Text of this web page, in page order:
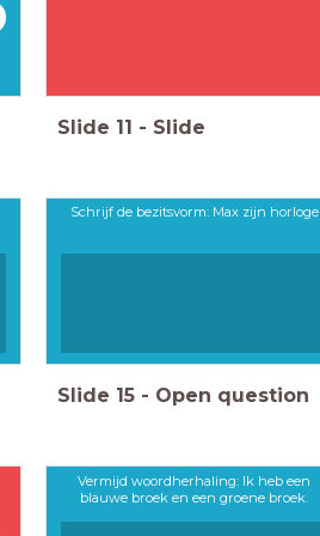
Slide 11 - Slide
Schrijf de bezitsvorm: Max zijn horloge
Slide 15 - Open question
Vermijd woordherhaling: Ik heb een
blauwe broek en een groene broek.